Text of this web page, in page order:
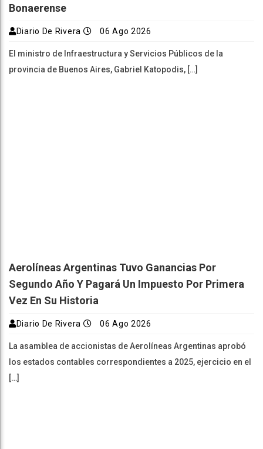
Bonaerense
Diario De Rivera 06 Ago 2026
El ministro de Infraestructura y Servicios Públicos de la
provincia de Buenos Aires, Gabriel Katopodis, […]
Aerolíneas Argentinas Tuvo Ganancias Por
Segundo Año Y Pagará Un Impuesto Por Primera
Vez En Su Historia
Diario De Rivera 06 Ago 2026
La asamblea de accionistas de Aerolíneas Argentinas aprobó
los estados contables correspondientes a 2025, ejercicio en el
[…]